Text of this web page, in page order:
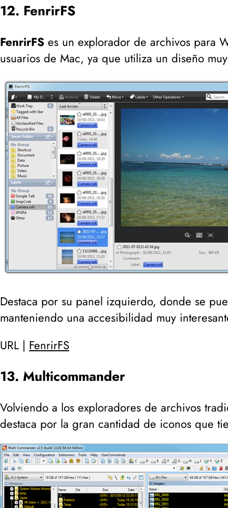
12. FenrirFS
FenrirFS es un explorador de archivos para
usuarios de Mac, ya que utiliza un diseño
Destaca por su panel izquierdo, donde se
manteniendo una accesibilidad muy
URL | FenrirFS
13. Multicommander
Volviendo a los exploradores de archivos
destaca por la gran cantidad de iconos que